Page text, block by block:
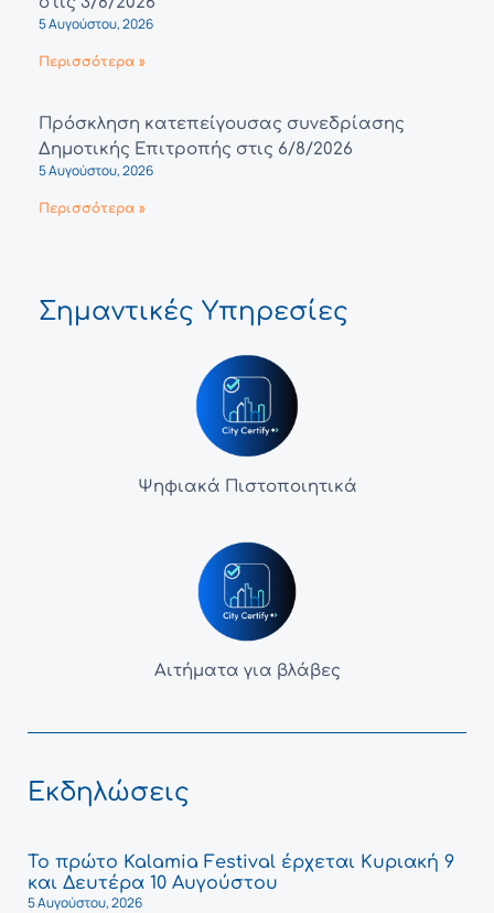
5 Αυγούστου, 2026
Περισσότερα »
Πρόσκληση κατεπείγουσας συνεδρίασης
Δημοτικής Επιτροπής στις 6/8/2026
5 Αυγούστου, 2026
Περισσότερα »
Σημαντικές Υπηρεσίες
Ψηφιακά Πιστοποιητικά
Αιτήματα για βλάβες
Εκδηλώσεις
Το πρώτο Kalamia Festival έρχεται Κυριακή 9
και Δευτέρα 10 Αυγούστου
5 Αυγούστου, 2026